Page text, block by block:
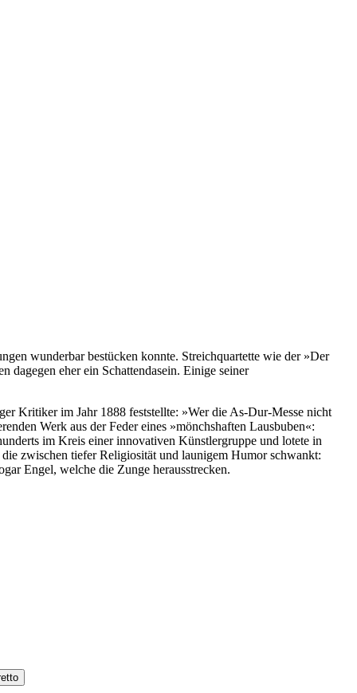
wunderbar bestücken konnte. Streichquartette wie der »Der
eher ein Schattendasein. Einige seiner
Kritiker im Jahr 1888 feststellte: »Wer die As-Dur-Messe nicht
Werk aus der Feder eines »mönchshaften Lausbuben«:
im Kreis einer innovativen Künstlergruppe und lotete in
zwischen tiefer Religiosität und launigem Humor schwankt:
Engel, welche die Zunge herausstrecken.